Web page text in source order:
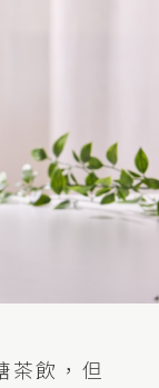
茶飲，但